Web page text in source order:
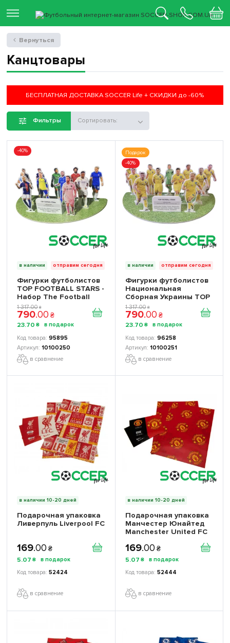
Канцтовары
БЕСПЛАТНАЯ ДОСТАВКА SOCCER Life + СКИДКИ до -60%
Фильтры Сортировать:
-40%
в наличии отправим сегодня
Фигурки футболистов
TOP FOOTBALL STARS -
Набор The Football
Stars Collection 1
10100250
1 317.00 ₴
790.00 ₴
23.70 ₴
95895
10100250
в сравнение
Подарок
-40%
в наличии отправим сегодня
Фигурки футболистов
Национальная
Сборная Украины TOP
FOOTBALL STARS
Collection 2 10100251
1 317.00 ₴
790.00 ₴
23.70 ₴
96258
10100251
в сравнение
в наличии 10-20 дней
Подарочная упаковка
Ливерпуль Liverpool FC
169.00 ₴
5.07 ₴
52424
в сравнение
в наличии 10-20 дней
Подарочная упаковка
Манчестер Юнайтед
Manchester United FC
169.00 ₴
5.07 ₴
52444
в сравнение
Вернуться